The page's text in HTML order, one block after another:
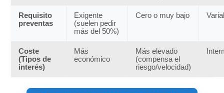
Requisito
preventas
Exigente
(suelen pedir
más del 50%)
Cero o muy bajo
Coste
(Tipos de
interés)
Más
económico
Más elevado
(compensa el
riesgo/velocidad)